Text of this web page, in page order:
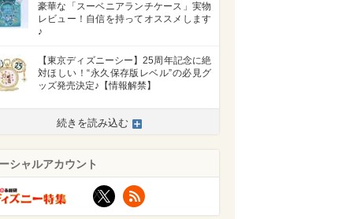
豪華な「スーベニアランチケース」実物
レビュー！自信を持ってオススメします
♪
【東京ディズニーシー】25周年記念に絶
対ほしい！“永久保存版レベル”の必見グ
ッズ発売決定♪【情報解禁】
続きを読み込む
シャルアカウント
X